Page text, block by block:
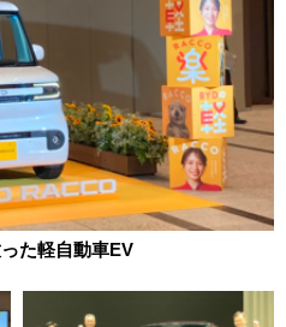
た軽自動車EV